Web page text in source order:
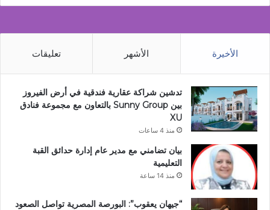
الأخيرة الأشهر تعليقات
تدشين شراكة عقارية فندقية في أرض الفيروز
بين Sunny Group بالتعاون مع مجموعة فنادق
XU
منذ 4 ساعات
بيان تضامني مع مدير عام إدارة حدائق القبة
التعليمية
منذ 14 ساعة
“جيهان يعقوب”: البورصة المصرية تواصل الصعود